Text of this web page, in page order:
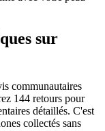
sur
communautaires
144 retours pour
détaillés. C'est
collectés sans